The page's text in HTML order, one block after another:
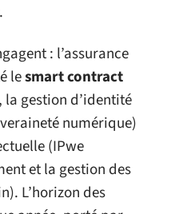
: l’assurance
lesmart contract
la gestion d’identité
numérique)
(IPwe
et la gestion des
L’horizon des